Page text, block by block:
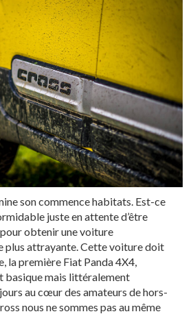
son commence habitats. Est-ce
juste en attente d’être
obtenir une voiture
plus attrayante. Cette voiture doit
la première Fiat Panda 4X4,
basique mais littéralement
au cœur des amateurs de hors-
nous ne sommes pas au même